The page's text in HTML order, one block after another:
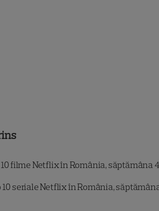
filme Netflix în România, săptămâna
10 seriale Netflix în România,